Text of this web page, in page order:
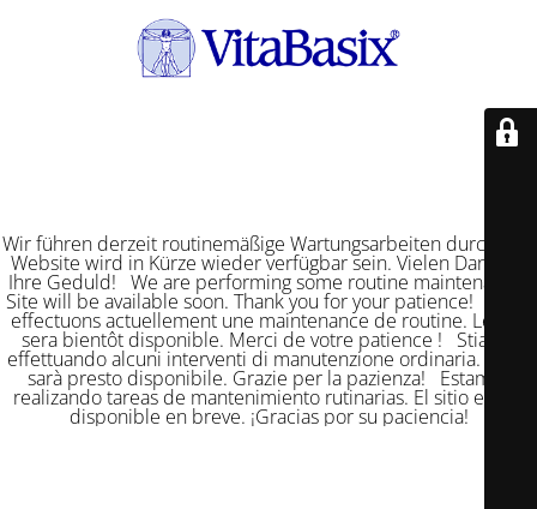
Wir führen derzeit routinemäßige Wartungsarbeiten durch. Die
Website wird in Kürze wieder verfügbar sein. Vielen Dank für
Ihre Geduld! We are performing some routine maintenance.
Site will be available soon. Thank you for your patience! Nous
effectuons actuellement une maintenance de routine. Le site
sera bientôt disponible. Merci de votre patience ! Stiamo
effettuando alcuni interventi di manutenzione ordinaria. Il sito
sarà presto disponibile. Grazie per la pazienza! Estamos
realizando tareas de mantenimiento rutinarias. El sitio estará
disponible en breve. ¡Gracias por su paciencia!